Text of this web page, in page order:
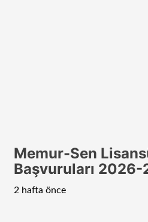
Memur-Sen
Başvuruları 2026-
2 hafta önce